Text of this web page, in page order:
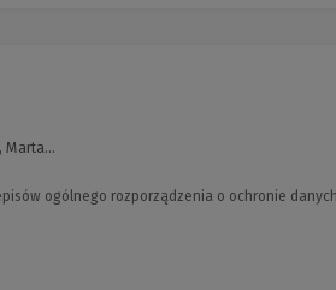
Marta...
ogólnego rozporządzenia o ochronie